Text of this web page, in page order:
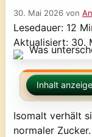
30. Mai 2026 von
Lesedauer: 12
Aktualisiert: 30.
Inhalt
Isomalt verhält
normaler